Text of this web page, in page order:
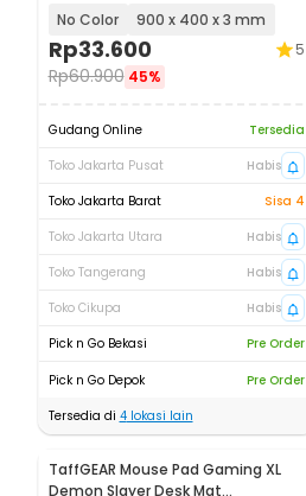
No Color
900 x 400 x 3 mm
Rp33.600
Rp60.900 45%
5
Gudang Online
Tersedia
Toko Jakarta Pusat
Habis
Toko Jakarta Barat
Sisa 4
Toko Jakarta Utara
Habis
Toko Tangerang
Habis
Toko Cikupa
Habis
Pick n Go Bekasi
Pre Order
Pick n Go Depok
Pre Order
Tersedia di 4lokasi lain
TaffGEAR Mouse Pad Gaming XL
Demon Slayer Desk Mat